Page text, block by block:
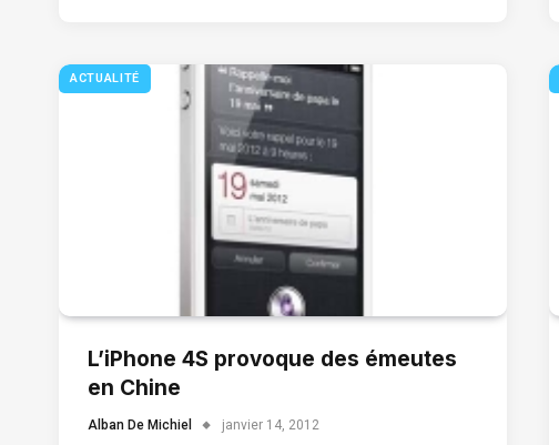
ACTUALITÉ
L’iPhone 4S provoque des émeutes
en Chine
Alban De Michiel janvier 14, 2012